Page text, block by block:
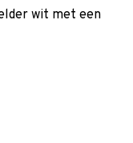
wit met een